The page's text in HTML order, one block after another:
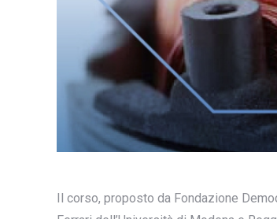
Il corso, proposto da Fondazione